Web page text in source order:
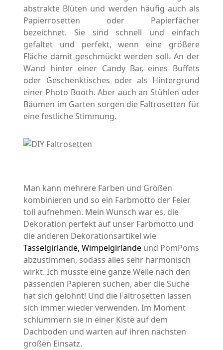
abstrakte Blüten und werden häufig auch als
Papierrosetten oder Papierfächer
bezeichnet. Sie sind schnell und einfach
gefaltet und perfekt, wenn eine größere
Fläche damit geschmückt werden soll. An der
Wand hinter einer Candy Bar, eines Buffets
oder Geschenktisches oder als Hintergrund
einer Photo Booth. Aber auch an Stühlen oder
Bäumen im Garten sorgen die Faltrosetten für
eine festliche Stimmung.
Man kann mehrere Farben und Größen
kombinieren und so ein Farbmotto der Feier
toll aufnehmen. Mein Wunsch war es, die
Dekoration perfekt auf unser Farbmotto und
die anderen Dekorationsartikel wie
Tasselgirlande,Wimpelgirlande und PomPoms
abzustimmen, sodass alles sehr harmonisch
wirkt. Ich musste eine ganze Weile nach den
passenden Papieren suchen, aber die Suche
hat sich gelohnt! Und die Faltrosetten lassen
sich immer wieder verwenden. Im Moment
schlummern sie in einer Kiste auf dem
Dachboden und warten auf ihren nächsten
großen Einsatz.